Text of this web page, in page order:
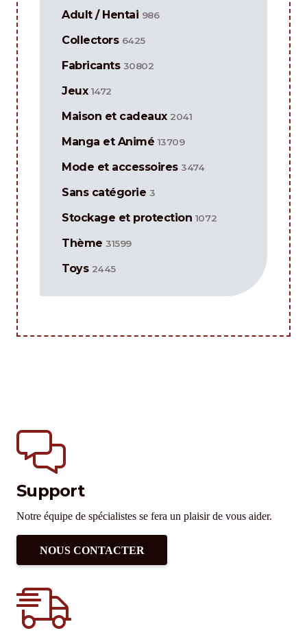
Adult / Hentai 986
Collectors 6425
Fabricants 30802
Jeux 1472
Maison et cadeaux 2041
Manga et Animé 13709
Mode et accessoires 3474
Sans catégorie 3
Stockage et protection 1072
Thème 31599
Toys 2445
Support
Notre équipe de spécialistes se fera un plaisir de vous aider.
NOUS CONTACTER